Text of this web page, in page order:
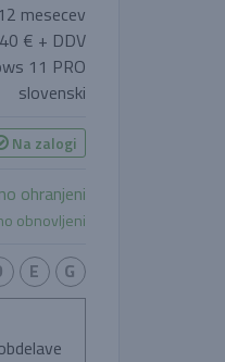
12 mesecev
40 € + DDV
11 PRO
slovenski
Na zalogi
ohranjeni
obnovljeni
E
G